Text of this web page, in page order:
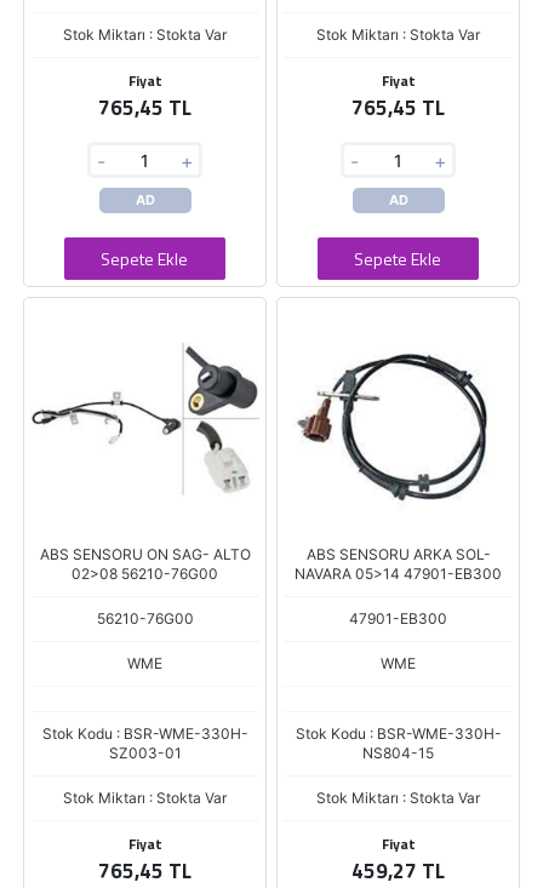
Stok Miktarı : Stokta Var
Fiyat
765,45 TL
- +
AD
Sepete Ekle
Stok Miktarı : Stokta Var
Fiyat
765,45 TL
- +
AD
Sepete Ekle
ABS SENSORU ON SAG- ALTO
02>08 56210-76G00
56210-76G00
WME
Stok Kodu : BSR-WME-330H-
SZ003-01
Stok Miktarı : Stokta Var
Fiyat
765,45 TL
ABS SENSORU ARKA SOL-
NAVARA 05>14 47901-EB300
47901-EB300
WME
Stok Kodu : BSR-WME-330H-
NS804-15
Stok Miktarı : Stokta Var
Fiyat
459,27 TL